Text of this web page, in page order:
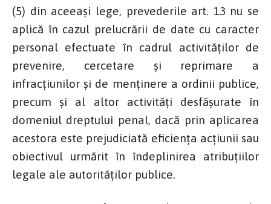
(5) din aceeaşi lege, prevederile art. 13 nu se
aplică în cazul prelucrării de date cu caracter
personal efectuate în cadrul activităţilor de
prevenire, cercetare şi reprimare a
infracţiunilor şi de menţinere a ordinii publice,
precum şi al altor activităţi desfăşurate în
domeniul dreptului penal, dacă prin aplicarea
acestora este prejudiciată eficienţa acţiunii sau
obiectivul urmărit în îndeplinirea atribuţiilor
legale ale autorităţilor publice.